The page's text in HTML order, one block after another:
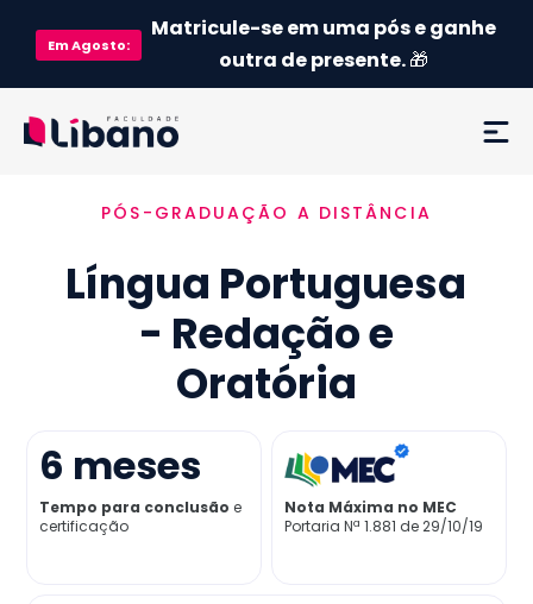
EmAgosto:
Matricule-se em uma pós e ganhe
outra de presente.🎁
Ementa
Como funciona
Credenciamento MEC
Já sou aluno
PÓS-GRADUAÇÃO A DISTÂNCIA
Língua Portuguesa
- Redação e
Oratória
6 meses
Tempo para conclusão e
certificação
Nota Máxima no MEC
Portaria Nª 1.881 de 29/10/19